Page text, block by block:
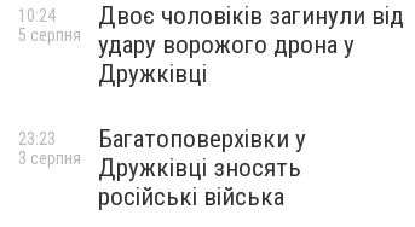
Двоє чоловіків загинули від
удару ворожого дрона у
Дружківці
10:24
5 серпня
Багатоповерхівки у
Дружківці зносять
російські війська
23:23
3 серпня